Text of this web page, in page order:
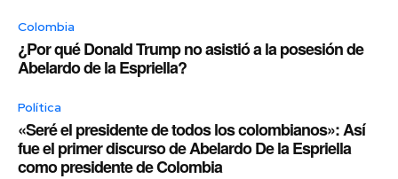
Colombia
¿Por qué Donald Trump no asistió a la posesión de
Abelardo de la Espriella?
Política
«Seré el presidente de todos los colombianos»: Así
fue el primer discurso de Abelardo De la Espriella
como presidente de Colombia